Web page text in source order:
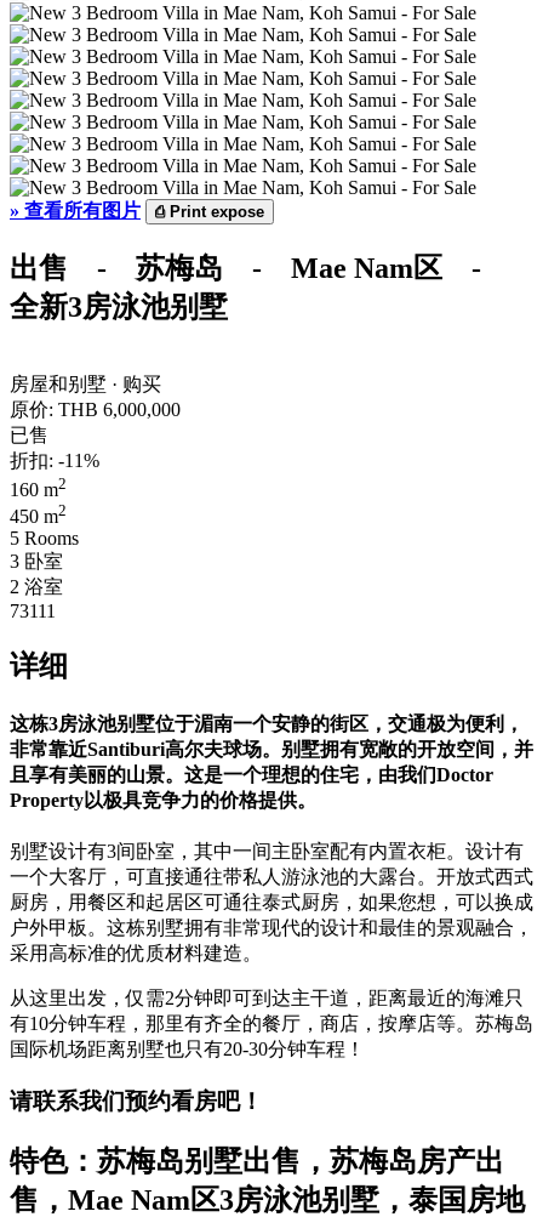
» 查看所有图片 ⎙Print expose
出售 - 苏梅岛 - Mae Nam区 -
全新3房泳池别墅
房屋和别墅 · 购买
原价: THB 6,000,000
已售
折扣: -11%
160 m2
450 m2
5 Rooms
3 卧室
2 浴室
73111
详细
这栋3房泳池别墅位于湄南一个安静的街区，交通极为便利，
非常靠近Santiburi高尔夫球场。别墅拥有宽敞的开放空间，并
且享有美丽的山景。这是一个理想的住宅，由我们Doctor
Property以极具竞争力的价格提供。
别墅设计有3间卧室，其中一间主卧室配有内置衣柜。设计有
一个大客厅，可直接通往带私人游泳池的大露台。开放式西式
厨房，用餐区和起居区可通往泰式厨房，如果您想，可以换成
户外甲板。这栋别墅拥有非常现代的设计和最佳的景观融合，
采用高标准的优质材料建造。
从这里出发，仅需2分钟即可到达主干道，距离最近的海滩只
有10分钟车程，那里有齐全的餐厅，商店，按摩店等。苏梅岛
国际机场距离别墅也只有20-30分钟车程！
请联系我们预约看房吧！
特色：苏梅岛别墅出售，苏梅岛房产出
售， Mae Nam区3房泳池别墅，泰国房地